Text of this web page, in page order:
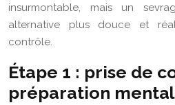
insurmontable, mais un
alternative plus douce et
contrôle.
Étape 1 : prise de
préparation